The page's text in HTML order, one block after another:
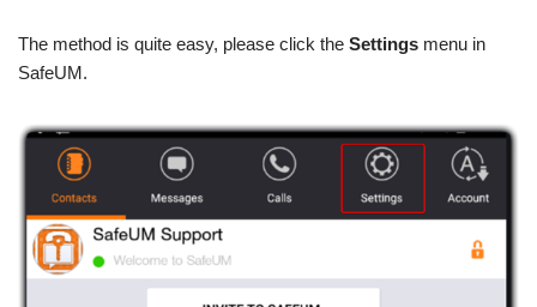
The method is quite easy, please click the Settings menu in
SafeUM.